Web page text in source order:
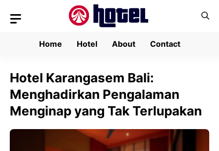
Home
Hotel About Contact
Hotel Karangasem Bali:
Menghadirkan Pengalaman
Menginap yang Tak Terlupakan